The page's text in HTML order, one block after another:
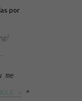
por
me
+ *